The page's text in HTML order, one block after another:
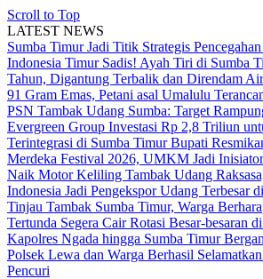
Scroll to Top
LATEST NEWS
Sumba Timur Jadi Titik Strategis
Indonesia Timur Sadis! Ayah Tiri di Sumba
Tahun, Digantung Terbalik dan Direndam
91 Gram Emas, Petani asal Umalulu
PSN Tambak Udang Sumba: Target
Evergreen Group Investasi Rp 2,8 Triliun
Terintegrasi di Sumba TimurBupati
Merdeka Festival 2026, UMKM Jadi
Naik Motor Keliling Tambak Udang
Indonesia Jadi Pengekspor Udang Terbesar
Tinjau Tambak Sumba Timur, Warga
Tertunda Segera CairRotasi Besar-besaran
Kapolres Ngada hingga Sumba Timur
Polsek Lewa dan Warga Berhasil
Pencuri